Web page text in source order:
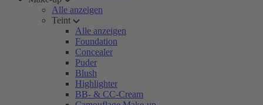
Alle anzeigen
Teint
Alle anzeigen
Foundation
Concealer
Puder
Blush
Highlighter
BB- & CC-Cream